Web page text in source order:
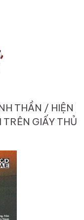
THẦN / HIỆN
GIẤY THỦ